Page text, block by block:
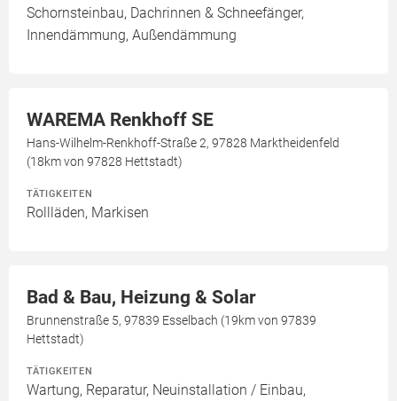
Schornsteinbau, Dachrinnen & Schneefänger,
Innendämmung, Außendämmung
WAREMA Renkhoff SE
Hans-Wilhelm-Renkhoff-Straße 2, 97828 Marktheidenfeld
(18km von 97828 Hettstadt)
TÄTIGKEITEN
Rollläden, Markisen
Bad & Bau, Heizung & Solar
Brunnenstraße 5, 97839 Esselbach (19km von 97839
Hettstadt)
TÄTIGKEITEN
Wartung, Reparatur, Neuinstallation / Einbau,